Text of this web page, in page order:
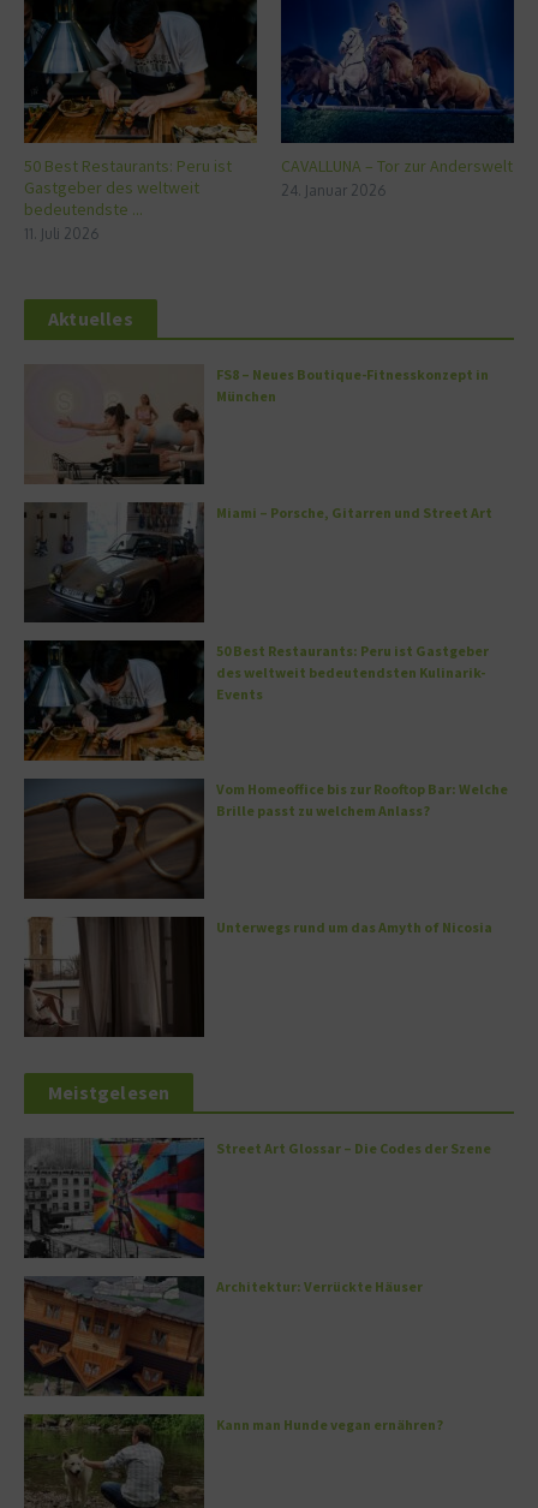
50 Best Restaurants: Peru ist
Gastgeber des weltweit
bedeutendste ...
11. Juli 2026
CAVALLUNA – Tor zur Anderswelt
24. Januar 2026
Aktuelles
FS8 – Neues Boutique-Fitnesskonzept in
München
Miami – Porsche, Gitarren und Street Art
50 Best Restaurants: Peru ist Gastgeber
des weltweit bedeutendsten Kulinarik-
Events
Vom Homeoffice bis zur Rooftop Bar: Welche
Brille passt zu welchem Anlass?
Unterwegs rund um das Amyth of Nicosia
Meistgelesen
Street Art Glossar – Die Codes der Szene
Architektur: Verrückte Häuser
Kann man Hunde vegan ernähren?